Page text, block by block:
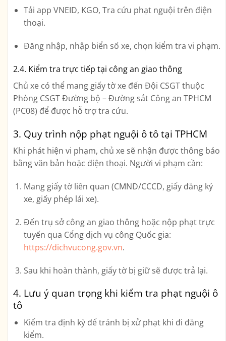
Tải app VNEID, KGO, Tra cứu phạt nguội trên điện
thoại.
Đăng nhập, nhập biển số xe, chọn kiểm tra vi phạm.
2.4. Kiểm tra trực tiếp tại công an giao thông
Chủ xe có thể mang giấy tờ xe đến Đội CSGT thuộc
Phòng CSGT Đường bộ – Đường sắt Công an TPHCM
(PC08) để được hỗ trợ tra cứu.
3. Quy trình nộp phạt nguội ô tô tại TPHCM
Khi phát hiện vi phạm, chủ xe sẽ nhận được thông báo
bằng văn bản hoặc điện thoại. Người vi phạm cần:
Mang giấy tờ liên quan (CMND/CCCD, giấy đăng ký
xe, giấy phép lái xe).
Đến trụ sở công an giao thônghoặc nộp phạt trực
tuyến qua Cổng dịch vụ công Quốc gia:
https://dichvucong.gov.vn.
Sau khi hoàn thành, giấy tờ bị giữ sẽ được trả lại.
4. Lưu ý quan trọng khi kiểm tra phạt nguội ô
tô
Kiểm tra định kỳ để tránh bị xử phạt khi đi đăng
kiểm.